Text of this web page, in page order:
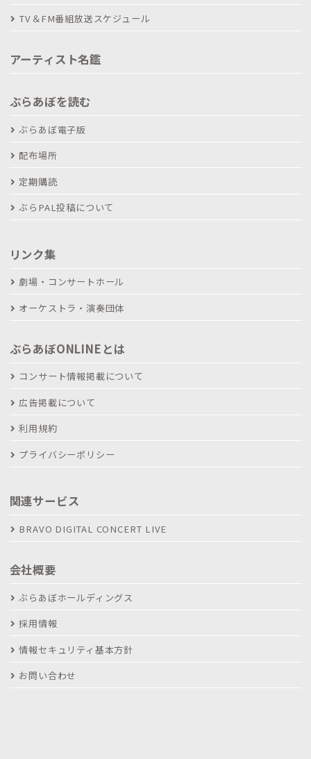
TV＆FM番組放送スケジュール
アーティスト名鑑
ぶらあぼを読む
ぶらあぼ電子版
配布場所
定期購読
ぶらPAL投稿について
リンク集
劇場・コンサートホール
オーケストラ・演奏団体
ぶらあぼONLINEとは
コンサート情報掲載について
広告掲載について
利用規約
プライバシーポリシー
関連サービス
BRAVO DIGITAL CONCERT LIVE
会社概要
ぶらあぼホールディングス
採用情報
情報セキュリティ基本方針
お問い合わせ